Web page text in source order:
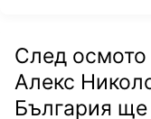
След осмото
Алекс
България